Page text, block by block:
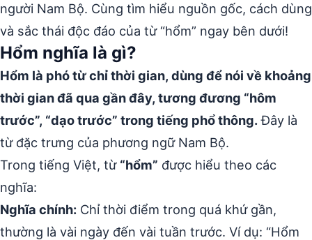
người Nam Bộ. Cùng tìm hiểu nguồn gốc, cách dùng
và sắc thái độc đáo của từ “hổm” ngay bên dưới!
Hổm nghĩa là gì?
Hổm là phó từ chỉ thời gian, dùng để nói về khoảng
thời gian đã qua gần đây, tương đương “hôm
trước”, “dạo trước” trong tiếng phổ thông.Đây là
từ đặc trưng của phương ngữ Nam Bộ.
Trong tiếng Việt, từ “hổm” được hiểu theo các
nghĩa:
Nghĩa chính: Chỉ thời điểm trong quá khứ gần,
thường là vài ngày đến vài tuần trước. Ví dụ: “Hổm